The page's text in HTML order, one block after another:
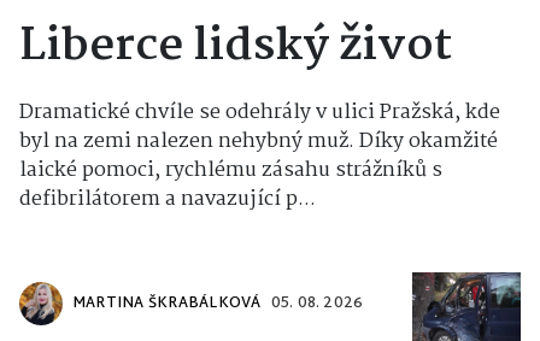
Liberce lidský život
Dramatické chvíle se odehrály v ulici Pražská, kde
byl na zemi nalezen nehybný muž. Díky okamžité
laické pomoci, rychlému zásahu strážníků s
defibrilátorem a navazující p...
MARTINA ŠKRABÁLKOVÁ 05. 08. 2026